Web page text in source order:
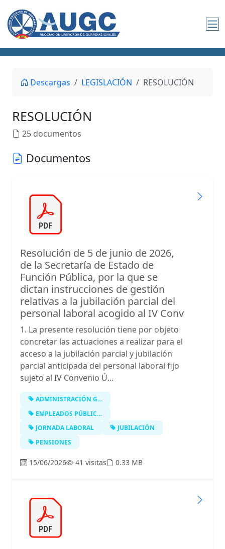
Descargas LEGISLACIÓN RESOLUCIÓN
RESOLUCIÓN
25 documentos
Documentos
Resolución de 5 de junio de 2026,
de la Secretaría de Estado de
Función Pública, por la que se
dictan instrucciones de gestión
relativas a la jubilación parcial del
personal laboral acogido al IV Conv
1. La presente resolución tiene por objeto
concretar las actuaciones a realizar para el
acceso a la jubilación parcial y jubilación
parcial anticipada del personal laboral fijo
sujeto al IV Convenio Ú...
ADMINISTRACIÓN GENERAL DEL ESTADO
EMPLEADOS PÚBLICOS
JORNADA LABORAL
JUBILACIÓN
PENSIONES
15/06/2026 41 visitas 0.33 MB